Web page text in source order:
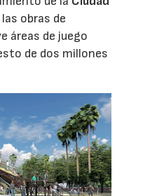
obras de
áreas de juego
de dos millones